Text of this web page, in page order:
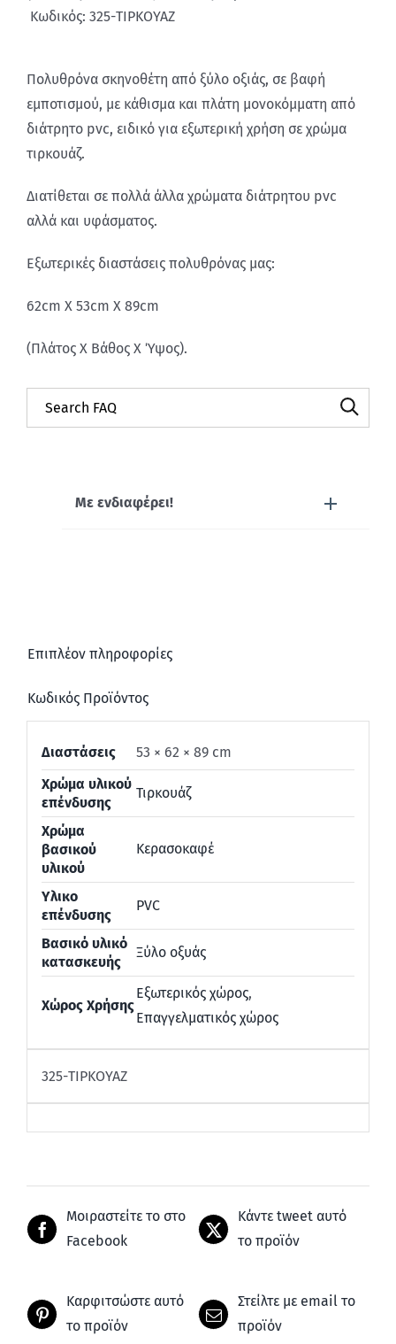
Κωδικός: 325-ΤΙΡΚΟΥΑΖ
Πολυθρόνα σκηνοθέτη από ξύλο οξιάς, σε βαφή
εμποτισμού, με κάθισμα και πλάτη μονοκόμματη από
διάτρητο pvc, ειδικό για εξωτερική χρήση σε χρώμα
τιρκουάζ.
Διατίθεται σε πολλά άλλα χρώματα διάτρητου pvc
αλλά και υφάσματος.
Εξωτερικές διαστάσεις πολυθρόνας μας:
62cm X 53cm X 89cm
(Πλάτος Χ Βάθος Χ Ύψος).
Με ενδιαφέρει!
Επιπλέον πληροφορίες
Κωδικός Προϊόντος
Διαστάσεις
53 × 62 × 89 cm
Χρώμα υλικού
επένδυσης
Τιρκουάζ
Χρώμα
βασικού
υλικού
Κερασοκαφέ
Υλικο
επένδυσης
PVC
Βασικό υλικό
κατασκευής
Ξύλο οξυάς
Χώρος Χρήσης
Εξωτερικός χώρος,
Επαγγελματικός χώρος
325-ΤΙΡΚΟΥΑΖ
Μοιραστείτε το στο
Facebook
Κάντε tweet αυτό
το προϊόν
Καρφιτσώστε αυτό
το προϊόν
Στείλτε με email το
προϊόν